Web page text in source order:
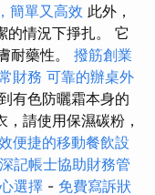
簡單又高效 此外，
的情況下掙扎。 它
耐藥性。 撥筋創業
財務 可靠的辦桌外
有色防曬霜本身的
請使用保濕碳粉，
便捷的移動餐飲設
記帳士協助財務管
選擇 - 免費寫訴狀